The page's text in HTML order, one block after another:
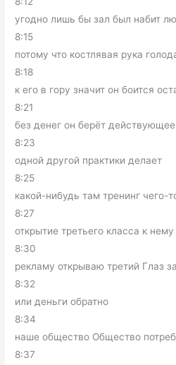
угодно лишь бы зал был набит
8:15
потому что костлявая рука
8:18
к его в гору значит он боится
8:21
без денег он берёт
8:23
одной другой практики делает
8:25
какой-нибудь там тренинг чего-
8:27
открытие третьего класса к
8:30
рекламу открываю третий Глаз
8:32
или деньги обратно
8:34
наше общество Общество
8:37